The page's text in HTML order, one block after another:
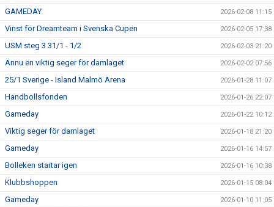
GAMEDAY 2026-02-08 11:15
Vinst för Dreamteam i Svenska Cupen 2026-02-05 17:38
USM steg 3 31/1 - 1/2 2026-02-03 21:20
Ännu en viktig seger för damlaget 2026-02-02 07:56
25/1 Sverige - Island Malmö Arena 2026-01-28 11:07
Handbollsfonden 2026-01-26 22:07
Gameday 2026-01-22 10:12
Viktig seger för damlaget 2026-01-18 21:20
Gameday 2026-01-16 14:57
Bolleken startar igen 2026-01-16 10:38
Klubbshoppen 2026-01-15 08:04
Gameday 2026-01-10 11:05